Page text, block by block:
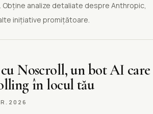
Obține analize detaliate despre Anthropic,
inițiative promițătoare.
Noscroll, un bot AI care
în locul tău